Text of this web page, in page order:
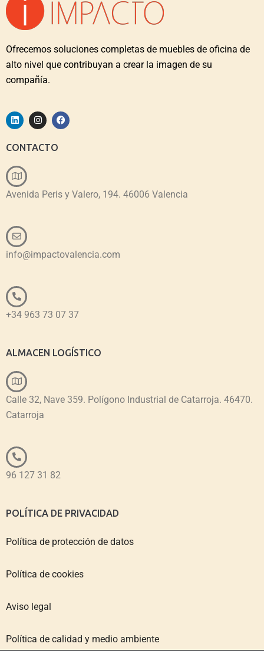
Ofrecemos soluciones completas de muebles de oficina de
alto nivel que contribuyan a crear la imagen de su
compañía.
CONTACTO
Avenida Peris y Valero, 194. 46006 Valencia
info@impactovalencia.com
+34 963 73 07 37
ALMACEN LOGÍSTICO
Calle 32, Nave 359. Polígono Industrial de Catarroja. 46470.
Catarroja
96 127 31 82
POLÍTICA DE PRIVACIDAD
Política de protección de datos
Política de cookies
Aviso legal
Política de calidad y medio ambiente